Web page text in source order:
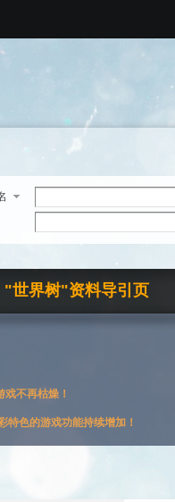
"世界树"资料导引页
不再枯燥！
特色的游戏功能持续增加！